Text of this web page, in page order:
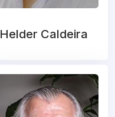
Helder Caldeira